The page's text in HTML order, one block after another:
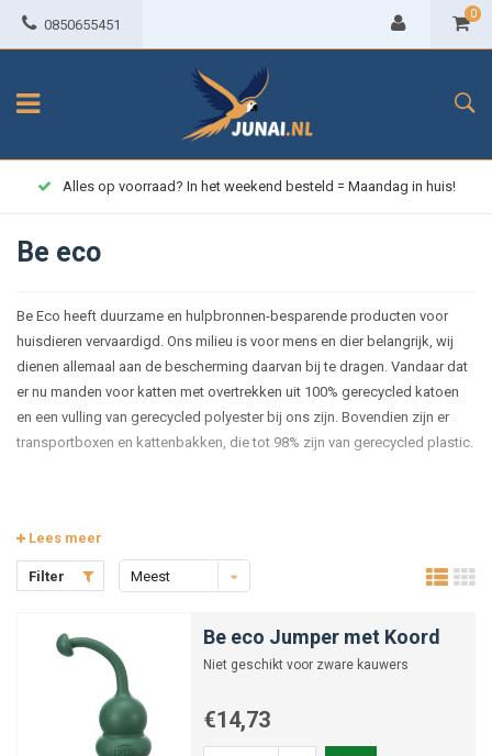
0850655451
0
Alles op voorraad? In het weekend besteld = Maandag in huis!
Be eco
Be Eco heeft duurzame en hulpbronnen-besparende producten voor
huisdieren vervaardigd. Ons milieu is voor mens en dier belangrijk, wij
dienen allemaal aan de bescherming daarvan bij te dragen. Vandaar dat
er nu manden voor katten met overtrekken uit 100% gerecycled katoen
en een vulling van gerecycled polyester bij ons zijn. Bovendien zijn er
transportboxen en kattenbakken, die tot 98% zijn van gerecycled plastic.
Lees meer
Filter
Meest
Be eco Jumper met Koord
Niet geschikt voor zware kauwers
€14,73